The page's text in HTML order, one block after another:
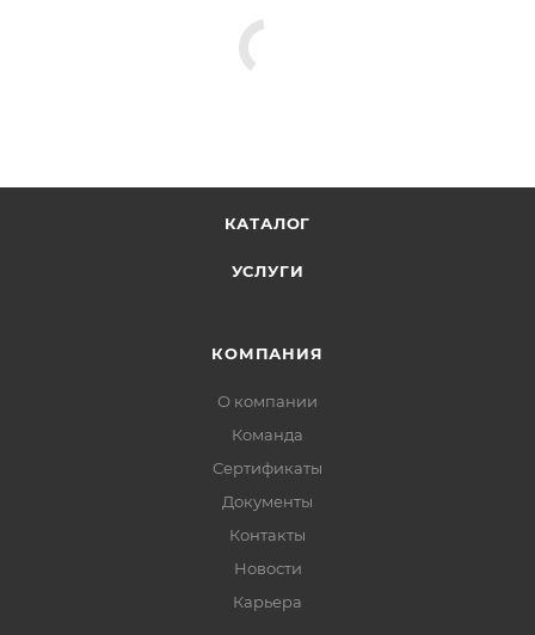
КАТАЛОГ
УСЛУГИ
КОМПАНИЯ
О компании
Команда
Сертификаты
Документы
Контакты
Новости
Карьера